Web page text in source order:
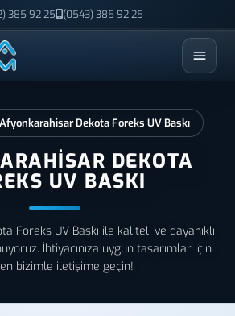
385 92 25 (0543) 385 92 25
ESC
Dekota Foreks UV Baskı
DEKOTA
UV BASKI
Foreks UV Baskı ile kaliteli ve dayanıklı
İhtiyacınıza uygun tasarımlar için
bizimle iletişime geçin!